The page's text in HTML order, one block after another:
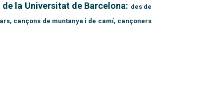
la Universitat de Barcelona: des de
cançons de muntanya i de camí, cançoners